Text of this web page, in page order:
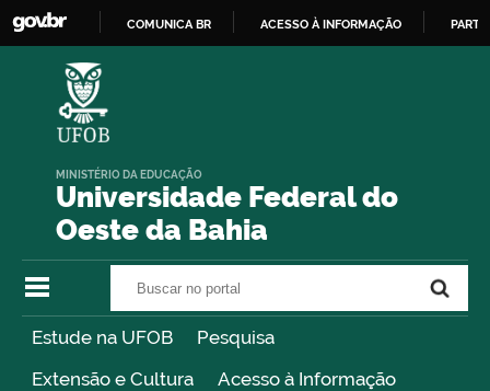
COMUNICA BR ACESSO À INFORMAÇÃO
Universidade Federal do
Oeste da Bahia
MINISTÉRIO DA EDUCAÇÃO
Estude na UFOB
Pesquisa
Extensão e Cultura
Acesso à Informação